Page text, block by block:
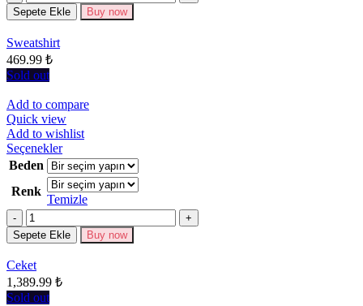
Seçenekler
Sepete Ekle Buy now
Sweatshirt
469.99 ₺
Sold out
Add to compare
Quick view
Add to wishlist
SeçeneklerBu
ürünün
birden
fazla
varyasyonu
Seçenekler
seçilebilir
Beden
Renk
Temizle
Miktar
Sepete Ekle Buy now
Ceket
1,389.99 ₺
Sold out